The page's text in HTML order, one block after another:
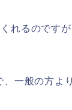
れるのです
一般の方よ